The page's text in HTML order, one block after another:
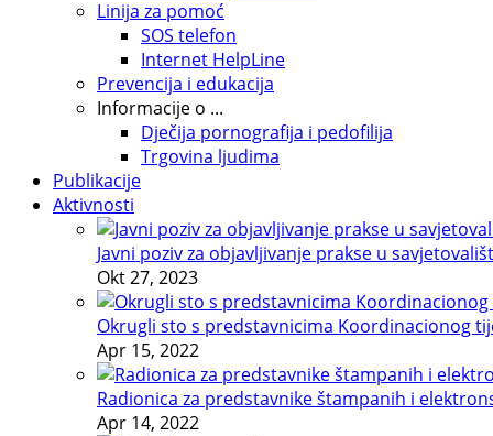
Linija za pomoć
SOS telefon
Internet HelpLine
Prevencija i edukacija
Informacije o ...
Dječija pornografija i pedofilija
Trgovina ljudima
Publikacije
Aktivnosti
Javni poziv za objavljivanje prakse u
Okt 27, 2023
Okrugli sto s predstavnicima Koordinacionog
Apr 15, 2022
Radionica za predstavnike štampanih i
Apr 14, 2022